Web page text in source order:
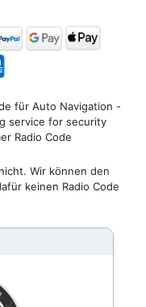
für Auto Navigation -
service for security
Radio Code
Wir können den
keinen Radio Code